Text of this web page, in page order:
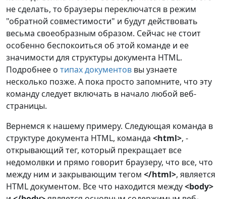
не сделать, то браузеры переключатся в режим
"обратной совместимости" и будут действовать
весьма своеобразным образом. Сейчас не стоит
особенно беспокоиться об этой команде и ее
значимости для структуры документа HTML.
Подробнее о типах документов вы узнаете
несколько позже. А пока просто запомните, что эту
команду следует включать в начало любой веб-
страницы.
Вернемся к нашему примеру. Следующая команда в
структуре документа HTML, команда <html>, -
открывающий тег, который прекращает все
недомолвки и прямо говорит браузеру, что все, что
между ним и закрывающим тегом </html>, является
HTML документом. Все что находится между<body>